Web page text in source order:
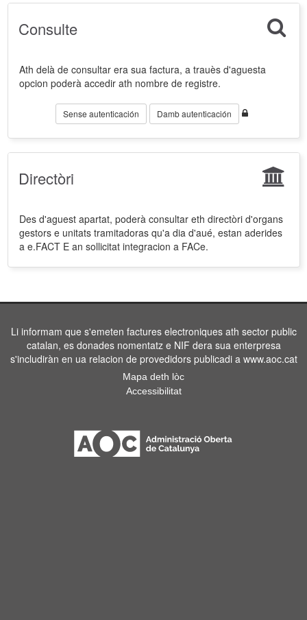
Consulte
Ath delà de consultar era sua factura, a trauès d'aguesta
opcion poderà accedir ath nombre de registre.
Sense autenticación Damb autenticación
Directòri
Des d'aguest apartat, poderà consultar eth directòri d'organs
gestors e unitats tramitadoras qu'a dia d'aué, estan aderides
a e.FACT E an sollicitat integracion a FACe.
Li informam que s'emeten factures electroniques ath sector public
catalan, es donades nomentatz e NIF dera sua enterpresa
s'includiràn en ua relacion de provedidors publicadi a www.aoc.cat
Mapa deth lòc
Accessibilitat